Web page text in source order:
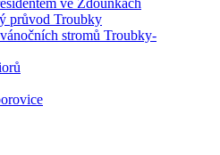
ve Zdounkách
průvod Troubky
stromů Troubky-